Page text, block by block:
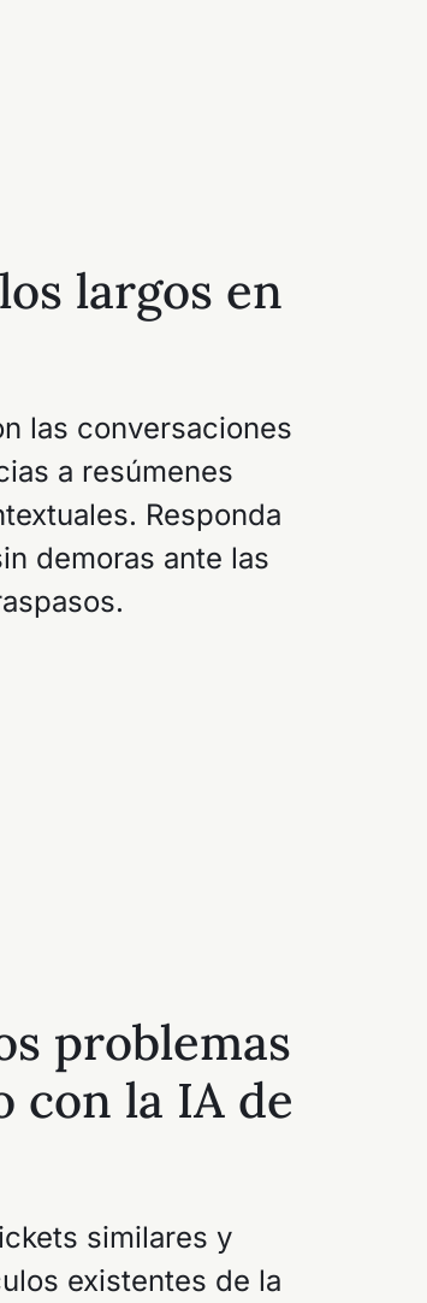
largos en
las conversaciones
a resúmenes
Responda
demoras ante las
problemas
con la IA de
similares y
existentes de la